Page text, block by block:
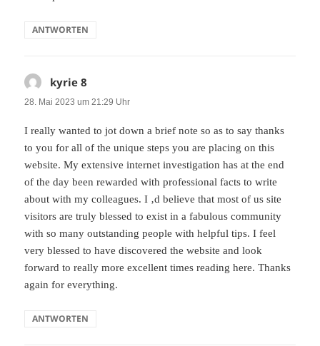
ANTWORTEN
kyrie 8
28. Mai 2023 um 21:29 Uhr
I really wanted to jot down a brief note so as to say thanks
to you for all of the unique steps you are placing on this
website. My extensive internet investigation has at the end
of the day been rewarded with professional facts to write
about with my colleagues. I ‚d believe that most of us site
visitors are truly blessed to exist in a fabulous community
with so many outstanding people with helpful tips. I feel
very blessed to have discovered the website and look
forward to really more excellent times reading here. Thanks
again for everything.
ANTWORTEN